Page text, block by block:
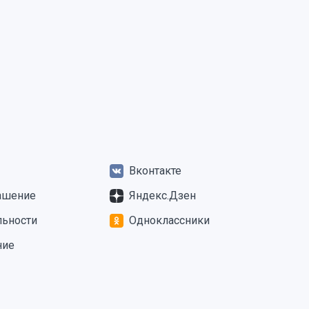
Вконтакте
Яндекс.Дзен
Одноклассники